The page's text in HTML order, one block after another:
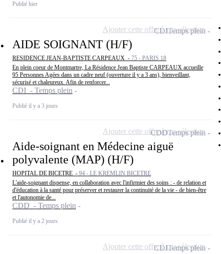
Publié hier
AIDE SOIGNANT (H/F)
RESIDENCE JEAN-BAPTISTE CARPEAUX - 75 - PARIS 18
En plein coeur de Montmartre, La Résidence Jean Baptiste CARPEAUX accueille
95 Personnes Agées dans un cadre neuf (ouverture il y a 3 ans), bienveillant,
sécurisé et chaleureux. Afin de renforcer...
CDI - Temps plein
Publié il y a 3 jours
CDITemps plein
Ajouter cette offre à ma sélection
Aide-soignant en Médecine aiguë
polyvalente (MAP) (H/F)
HOPITAL DE BICETRE - 94 - LE KREMLIN BICETRE
L'aide-soignant dispense, en collaboration avec l'infirmier des soins : - de relation et
d'éducation à la santé pour préserver et restaurer la continuité de la vie - de bien-être
et l'autonomie de...
CDD - Temps plein
Publié il y a 2 jours
CDDTemps plein
Ajouter cette offre à ma sélection
CDITemps plein
Ajouter cette offre à ma sélection